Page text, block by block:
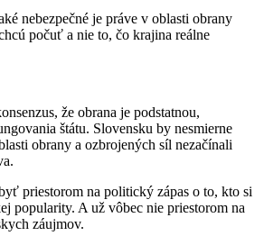
nebezpečné je práve v oblasti obrany
počuť a nie to, čo krajina reálne
že obrana je podstatnou,
štátu. Slovensku by nesmierne
obrany a ozbrojených síl nezačínali
priestorom na politický zápas o to, kto si
popularity. A už vôbec nie priestorom na
záujmov.